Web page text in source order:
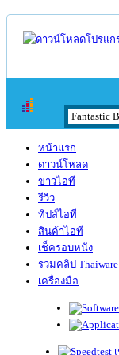
หน้าแรก
ดาวน์โหลด
ข่าวไอที
รีวิว
ทิปส์ไอที
สินค้าไอที
เช็ครอบหนัง
รวมคลิป Thaiware
เครื่องมือ